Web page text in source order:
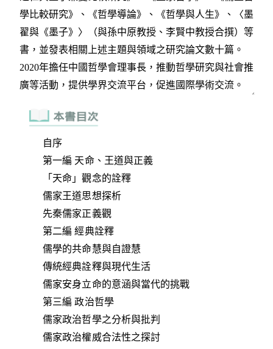
自序
第一編 天命、王道與正義
「天命」觀念的詮釋
儒家王道思想探析
先秦儒家正義觀
第二編 經典詮釋
儒學的共命慧與自證慧
傳統經典詮釋與現代生活
儒家安身立命的意涵與當代的挑戰
第三編 政治哲學
儒家政治哲學之分析與批判
儒家政治權威合法性之探討